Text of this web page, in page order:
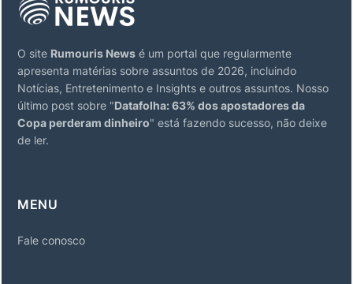
O site Rumouris News é um portal que regularmente
apresenta matérias sobre assuntos de 2026, incluindo
Notícias, Entretenimento e Insights e outros assuntos. Nosso
último post sobre "Datafolha: 63% dos apostadores da
Copa perderam dinheiro" está fazendo sucesso, não deixe
de ler.
MENU
Fale conosco